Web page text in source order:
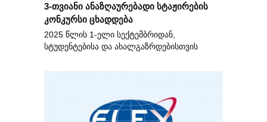
3-თვიანი ანაზღაურებადი სტაჟირების
კონკურსი ცხადდება
2025 წლის 1-ელი სექტემბრიდან,
სტუდენტებისა და ახალგაზრდებისთვის